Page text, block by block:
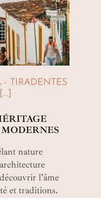
- TIRADENTES
nature
l’âme
et traditions.